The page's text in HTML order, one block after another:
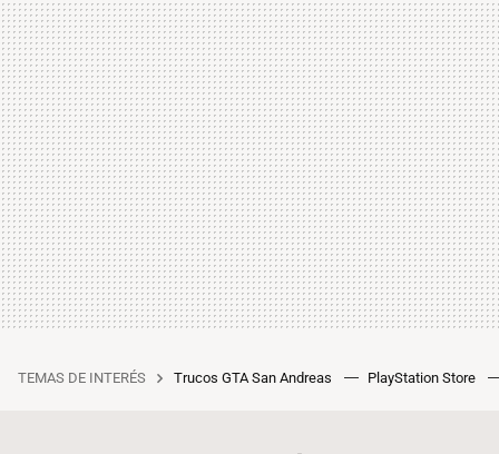
TEMAS DE INTERÉS Trucos GTA San Andreas PlayStation Store